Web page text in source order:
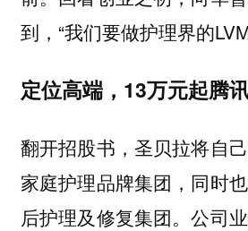
到，“我们要做护理界的
定位高端，13万元起腾
翻开招股书，圣贝拉将自
家庭护理品牌集团，同时
后护理及修复集团。公司